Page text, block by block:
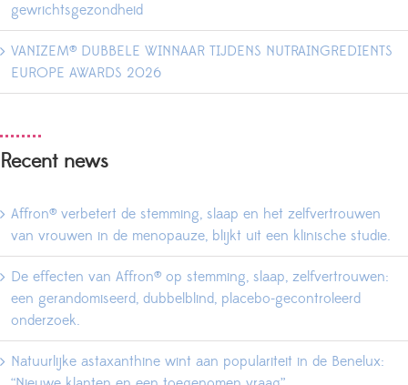
gewrichtsgezondheid
VANIZEM® DUBBELE WINNAAR TIJDENS NUTRAINGREDIENTS
EUROPE AWARDS 2026
Recent news
Affron® verbetert de stemming, slaap en het zelfvertrouwen
van vrouwen in de menopauze, blijkt uit een klinische studie.
De effecten van Affron® op stemming, slaap, zelfvertrouwen:
een gerandomiseerd, dubbelblind, placebo-gecontroleerd
onderzoek.
Natuurlijke astaxanthine wint aan populariteit in de Benelux: